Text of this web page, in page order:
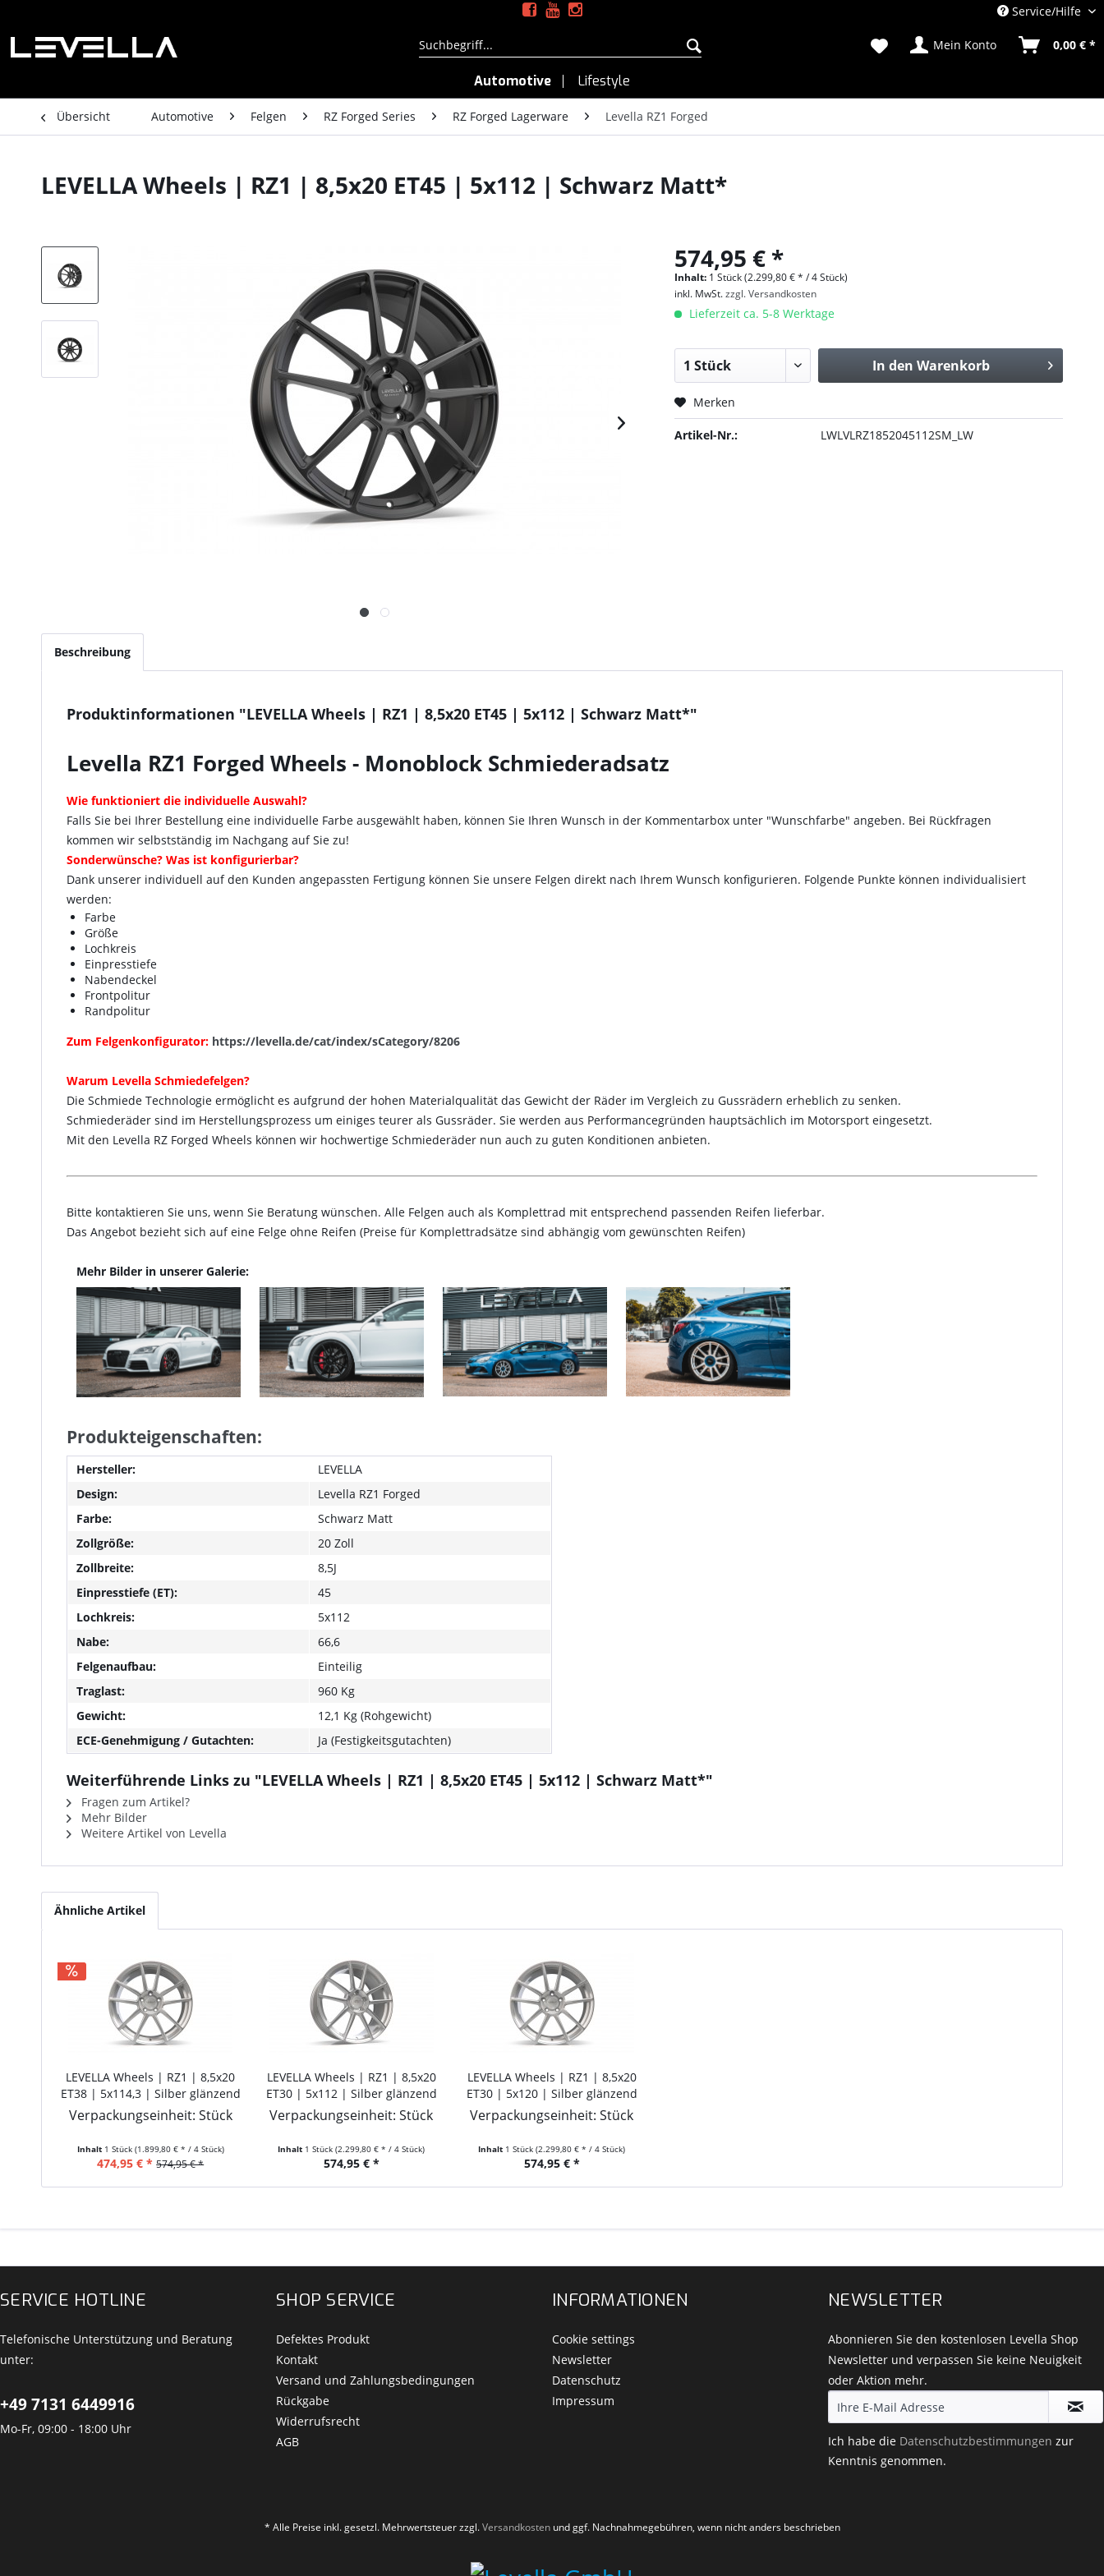
Service/Hilfe
Mein Konto 0,00 € *
Automotive Lifestyle
Übersicht Automotive Felgen RZ Forged Series RZ Forged Lagerware Levella RZ1 Forged
LEVELLA Wheels | RZ1 | 8,5x20 ET45 | 5x112 | Schwarz Matt*
574,95 € *
Inhalt: 1 Stück (2.299,80 € * / 4 Stück)
inkl. MwSt.zzgl. Versandkosten
Lieferzeit ca. 5-8 Werktage
In den Warenkorb
Merken
Artikel-Nr.: LWLVLRZ1852045112SM_LW
Beschreibung
Produktinformationen "LEVELLA Wheels | RZ1 | 8,5x20 ET45 | 5x112 | Schwarz Matt*"
Levella RZ1 Forged Wheels - Monoblock Schmiederadsatz
Wie funktioniert die individuelle Auswahl?
Falls Sie bei Ihrer Bestellung eine individuelle Farbe ausgewählt haben, können Sie Ihren Wunsch in der Kommentarbox unter "Wunschfarbe" angeben. Bei Rückfragen
kommen wir selbstständig im Nachgang auf Sie zu!
Sonderwünsche? Was ist konfigurierbar?
Dank unserer individuell auf den Kunden angepassten Fertigung können Sie unsere Felgen direkt nach Ihrem Wunsch konfigurieren. Folgende Punkte können individualisiert
werden:
Farbe
Größe
Lochkreis
Einpresstiefe
Nabendeckel
Frontpolitur
Randpolitur
Zum Felgenkonfigurator: https://levella.de/cat/index/sCategory/8206
Warum Levella Schmiedefelgen?
Die Schmiede Technologie ermöglicht es aufgrund der hohen Materialqualität das Gewicht der Räder im Vergleich zu Gussrädern erheblich zu senken.
Schmiederäder sind im Herstellungsprozess um einiges teurer als Gussräder. Sie werden aus Performancegründen hauptsächlich im Motorsport eingesetzt.
Mit den Levella RZ Forged Wheels können wir hochwertige Schmiederäder nun auch zu guten Konditionen anbieten.
Bitte kontaktieren Sie uns, wenn Sie Beratung wünschen. Alle Felgen auch als Komplettrad mit entsprechend passenden Reifen lieferbar.
Das Angebot bezieht sich auf eine Felge ohne Reifen (Preise für Komplettradsätze sind abhängig vom gewünschten Reifen)
Mehr Bilder in unserer Galerie:
Produkteigenschaften:
Hersteller:
LEVELLA
Design:
Levella RZ1 Forged
Farbe:
Schwarz Matt
Zollgröße:
20 Zoll
Zollbreite:
8,5J
Einpresstiefe (ET):
45
Lochkreis:
5x112
Nabe:
66,6
Felgenaufbau:
Einteilig
Traglast:
960 Kg
Gewicht:
12,1 Kg (Rohgewicht)
ECE-Genehmigung / Gutachten:
Ja (Festigkeitsgutachten)
Weiterführende Links zu "LEVELLA Wheels | RZ1 | 8,5x20 ET45 | 5x112 | Schwarz Matt*"
Fragen zum Artikel?
Mehr Bilder
Weitere Artikel von Levella
Ähnliche Artikel
LEVELLA Wheels | RZ1 | 8,5x20
ET38 | 5x114,3 | Silber glänzend
Verpackungseinheit: Stück
Inhalt 1 Stück (1.899,80 € * / 4 Stück)
474,95 € * 574,95 € *
LEVELLA Wheels | RZ1 | 8,5x20
ET30 | 5x112 | Silber glänzend
Verpackungseinheit: Stück
Inhalt 1 Stück(2.299,80 € * / 4 Stück)
574,95 € *
LEVELLA Wheels | RZ1 | 8,5x20
ET30 | 5x120 | Silber glänzend
Verpackungseinheit: Stück
Inhalt 1 Stück(2.299,80 € * / 4 Stück)
574,95 € *
SERVICE HOTLINE
Telefonische Unterstützung und Beratung
unter:
+49 7131 6449916
Mo-Fr, 09:00 - 18:00 Uhr
SHOP SERVICE
Defektes Produkt
Kontakt
Versand und Zahlungsbedingungen
Rückgabe
Widerrufsrecht
AGB
INFORMATIONEN
Cookie settings
Newsletter
Datenschutz
Impressum
NEWSLETTER
Abonnieren Sie den kostenlosen Levella Shop
Newsletter und verpassen Sie keine Neuigkeit
oder Aktion mehr.
Ich habe die Datenschutzbestimmungen zur
Kenntnis genommen.
* Alle Preise inkl. gesetzl. Mehrwertsteuer zzgl.Versandkostenund ggf. Nachnahmegebühren, wenn nicht anders beschrieben